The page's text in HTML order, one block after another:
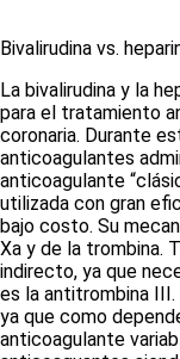
Bivalirudina vs.
La bivalirudina y la
para el tratamiento
coronaria. Durante
anticoagulantes
anticoagulante
utilizada con gran
bajo costo. Su
Xa y de la trombina.
indirecto, ya que
es la antitrombina
ya que como
anticoagulante